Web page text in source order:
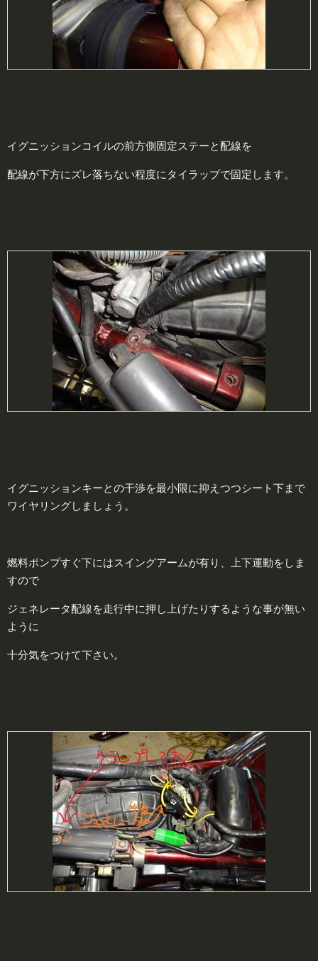
イグニッションコイルの前方側固定ステーと配線を
配線が下方にズレ落ちない程度にタイラップで固定します。
イグニッションキーとの干渉を最小限に抑えつつシート下まで
ワイヤリングしましょう。
燃料ポンプすぐ下にはスイングアームが有り、上下運動をしま
すので
ジェネレータ配線を走行中に押し上げたりするような事が無い
ように
十分気をつけて下さい。